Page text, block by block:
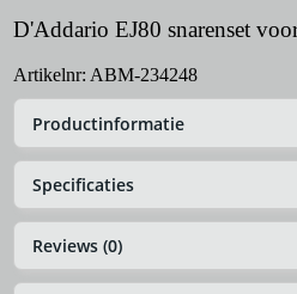
D'Addario EJ80 snarenset
Artikelnr: ABM-234248
Productinformatie
Specificaties
Reviews (0)